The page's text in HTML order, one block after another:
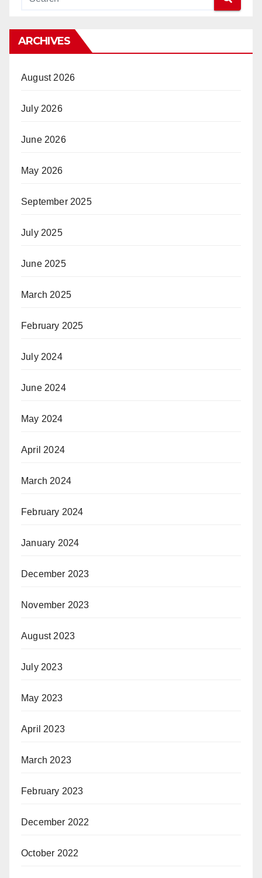
ARCHIVES
August 2026
July 2026
June 2026
May 2026
September 2025
July 2025
June 2025
March 2025
February 2025
July 2024
June 2024
May 2024
April 2024
March 2024
February 2024
January 2024
December 2023
November 2023
August 2023
July 2023
May 2023
April 2023
March 2023
February 2023
December 2022
October 2022